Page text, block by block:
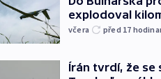
explodoval
včera před 17
Írán tvrdí, že se